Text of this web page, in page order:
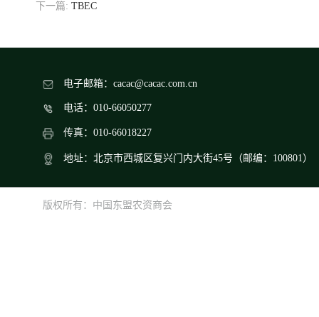
下一篇: TBEC
电子邮箱：cacac@cacac.com.cn
电话：010-66050277
传真：010-66018227
地址：北京市西城区复兴门内大街45号（邮编：100801）
版权所有：中国东盟农资商会